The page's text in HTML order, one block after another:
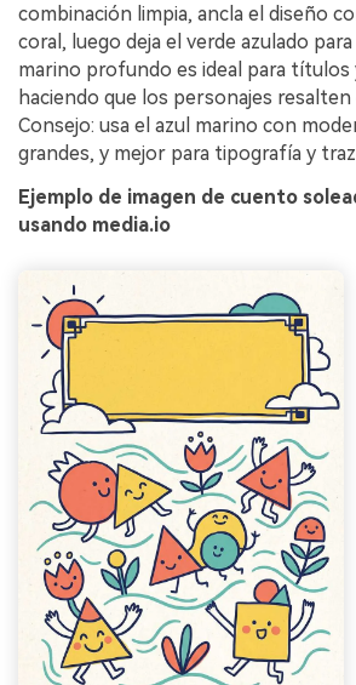
combinación limpia, ancla el diseño
coral, luego deja el verde azulado
marino profundo es ideal para
haciendo que los personajes resalten
Consejo: usa el azul marino con
grandes, y mejor para tipografía y
Ejemplo de imagen de cuento
usando media.io